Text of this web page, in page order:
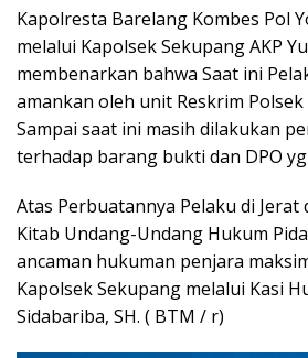
Kapolresta Barelang Kombes Pol
melalui Kapolsek Sekupang AKP
membenarkan bahwa Saat ini
amankan oleh unit Reskrim
Sampai saat ini masih dilakukan
terhadap barang bukti dan DPO
Atas Perbuatannya Pelaku di Jerat
Kitab Undang-Undang Hukum
ancaman hukuman penjara
Kapolsek Sekupang melalui Kasi
Sidabariba, SH. ( BTM / r)